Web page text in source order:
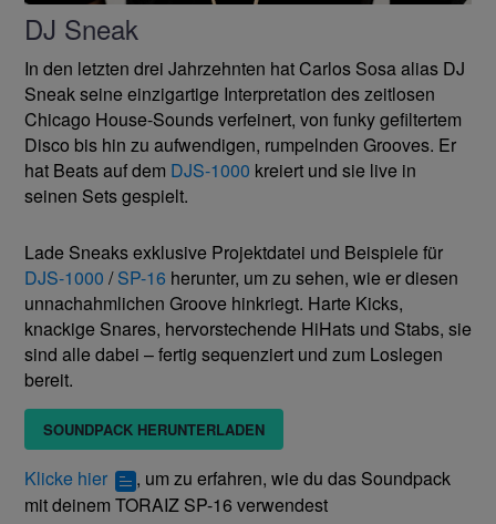
DJ Sneak
In den letzten drei Jahrzehnten hat Carlos Sosa alias DJ
Sneak seine einzigartige Interpretation des zeitlosen
Chicago House-Sounds verfeinert, von funky gefiltertem
Disco bis hin zu aufwendigen, rumpelnden Grooves. Er
hat Beats auf dem DJS-1000 kreiert und sie live in
seinen Sets gespielt.
Lade Sneaks exklusive Projektdatei und Beispiele für
DJS-1000 /SP-16 herunter, um zu sehen, wie er diesen
unnachahmlichen Groove hinkriegt. Harte Kicks,
knackige Snares, hervorstechende HiHats und Stabs, sie
sind alle dabei – fertig sequenziert und zum Loslegen
bereit.
SOUNDPACK HERUNTERLADEN
Klicke hier
, um zu erfahren, wie du das Soundpack
mit deinem TORAIZ SP-16 verwendest